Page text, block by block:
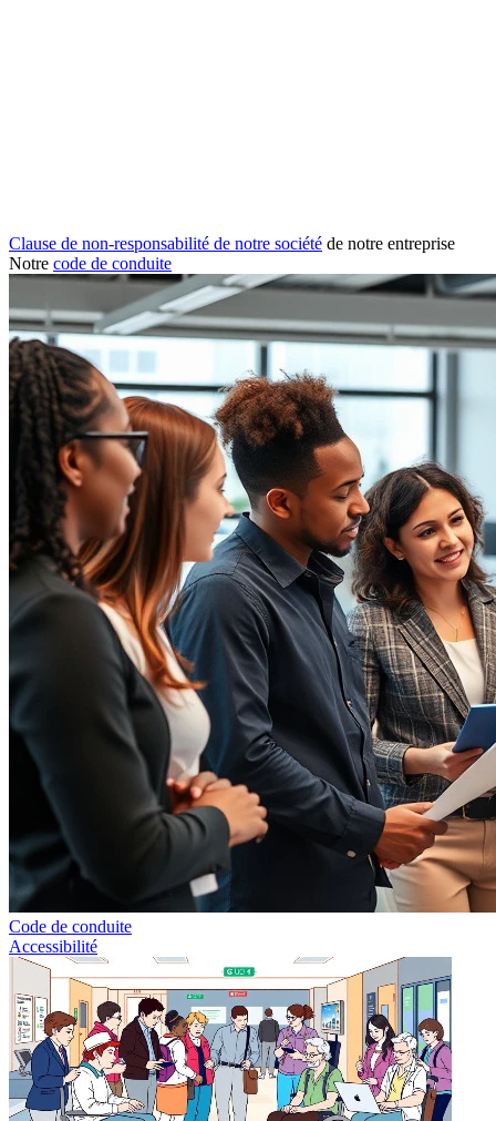
Clause de non-responsabilité de notre société de notre entreprise
Notre code de conduite
Code de conduite
Accessibilité